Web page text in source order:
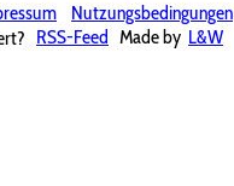
Nutzungsbedingungen
RSS-Feed Made by L&W